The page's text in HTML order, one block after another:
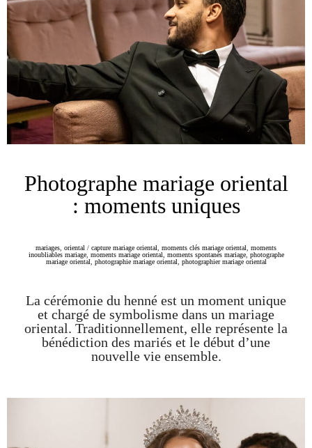
Photographe mariage oriental
: moments uniques
mariages oriental / capture mariage oriental moments clés mariage oriental
moments
inoubliables mariage, moments mariage oriental moments spontanés mariage, photographe
mariage oriental
photographie mariage oriental photographier mariage oriental
La cérémonie du henné est un moment unique
et chargé de symbolisme dans un mariage
oriental. Traditionnellement, elle représente la
bénédiction des mariés et le début d’une
nouvelle vie ensemble.